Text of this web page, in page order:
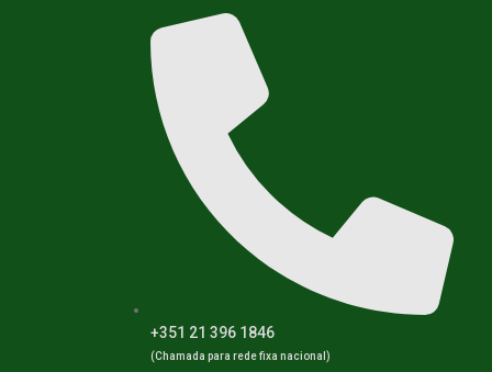
+351 21 396 1846
(Chamada para rede fixa nacional)